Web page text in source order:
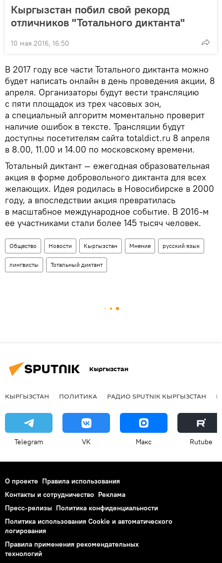
Кыргызстан побил свой рекорд
отличников "Тотального диктанта"
10 мая 2016, 16:50
В 2017 году все части Тотального диктанта можно
будет написать онлайн в день проведения акции, 8
апреля. Организаторы будут вести трансляцию
с пяти площадок из трех часовых зон,
а специальный алгоритм моментально проверит
наличие ошибок в тексте. Трансляции будут
доступны посетителям сайта totaldict.ru 8 апреля
в 8.00, 11.00 и 14.00 по московскому времени.
Тотальный диктант — ежегодная образовательная
акция в форме добровольного диктанта для всех
желающих. Идея родилась в Новосибирске в 2000
году, а впоследствии акция превратилась
в масштабное международное событие. В 2016-м
ее участниками стали более 145 тысяч человек.
Общество Новости Кыргызстан Мнение русский язык
лингвисты Тотальный диктант
Кыргызстан
КЫРГЫЗСТАН ПОЛИТИКА РАДИО SPUTNIK КЫРГЫЗСТАН
Telegram VK Макс Rutube
О проекте Правила использования
Контакты и сотрудничество Реклама
Пресс-релизы Политика конфиденциальности
Политика использования Cookie и автоматического
логирования
Правила применения рекомендательных
технологий